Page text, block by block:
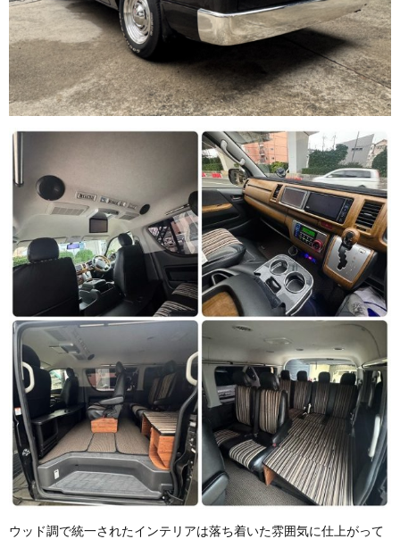
ウッド調で統一されたインテリアは落ち着いた雰囲気に仕上がって